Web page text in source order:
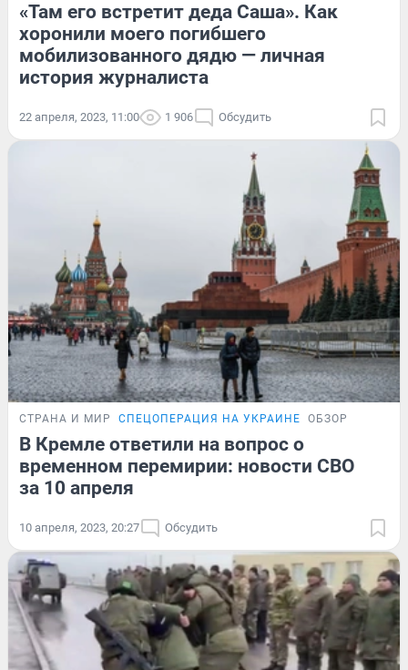
«Там его встретит деда Саша». Как
хоронили моего погибшего
мобилизованного дядю — личная
история журналиста
22 апреля, 2023, 11:00 1 906 Обсудить
СТРАНА И МИР СПЕЦОПЕРАЦИЯ НА УКРАИНЕ ОБЗОР
В Кремле ответили на вопрос о
временном перемирии: новости СВО
за 10 апреля
10 апреля, 2023, 20:27 Обсудить